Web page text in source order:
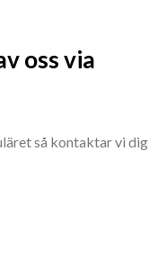
oss via
så kontaktar vi dig